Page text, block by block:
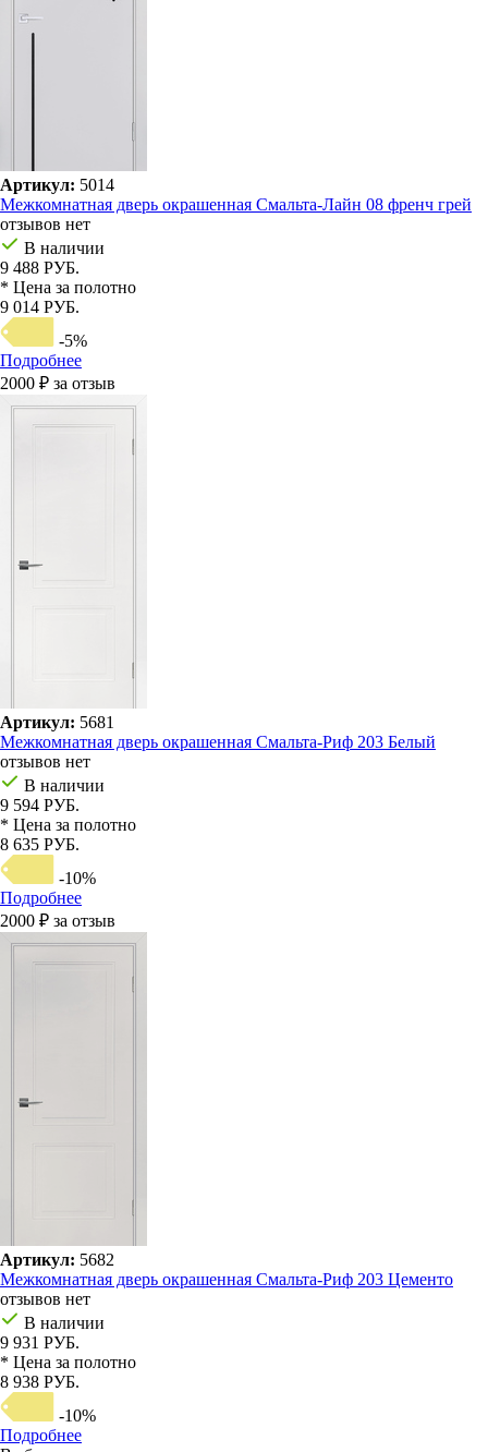
Артикул: 5014
Межкомнатная дверь окрашенная Смальта-Лайн 08 френч грей
отзывов нет
В наличии
9 488 РУБ.
* Цена за полотно
9 014 РУБ.
-5%
Подробнее
2000 ₽ за отзыв
Артикул: 5681
Межкомнатная дверь окрашенная Смальта-Риф 203 Белый
отзывов нет
В наличии
9 594 РУБ.
* Цена за полотно
8 635 РУБ.
-10%
Подробнее
2000 ₽ за отзыв
Артикул: 5682
Межкомнатная дверь окрашенная Смальта-Риф 203 Цементо
отзывов нет
В наличии
9 931 РУБ.
* Цена за полотно
8 938 РУБ.
-10%
Подробнее